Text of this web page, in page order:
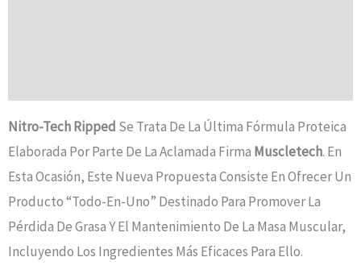
Nitro-Tech Ripped Se Trata De La Última Fórmula Proteica
Elaborada Por Parte De La Aclamada Firma Muscletech. En
Esta Ocasión, Este Nueva Propuesta Consiste En Ofrecer Un
Producto “Todo-En-Uno” Destinado Para Promover La
Pérdida De Grasa Y El Mantenimiento De La Masa Muscular,
Incluyendo Los Ingredientes Más Eficaces Para Ello.